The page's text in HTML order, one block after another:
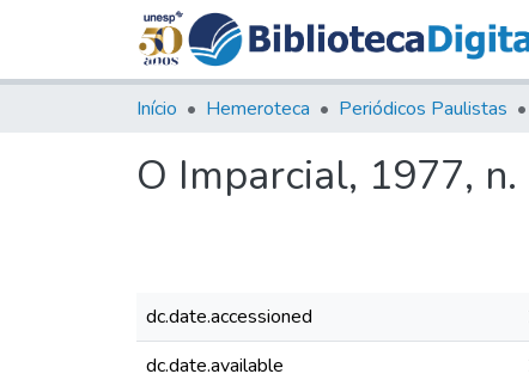
Início Hemeroteca Periódicos Paulistas
O Imparcial, 1977,
dc.date.accessioned
dc.date.available